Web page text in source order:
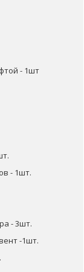
- 1шт
- 1шт.
- 3шт.
-1шт.